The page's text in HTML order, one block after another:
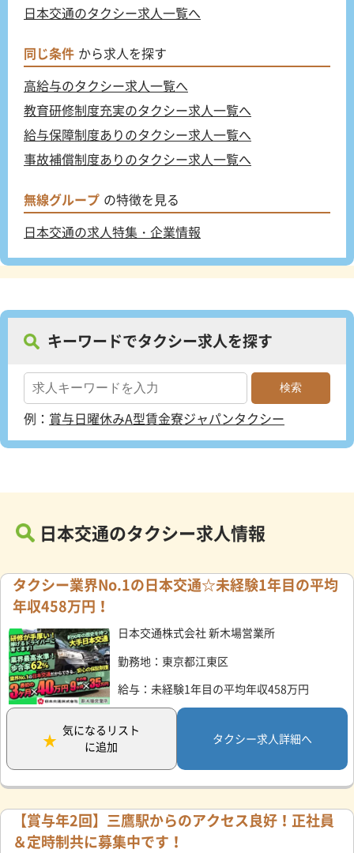
日本交通のタクシー求人一覧へ
同じ条件 から求人を探す
高給与のタクシー求人一覧へ
教育研修制度充実のタクシー求人一覧へ
給与保障制度ありのタクシー求人一覧へ
事故補償制度ありのタクシー求人一覧へ
無線グループ の特徴を見る
日本交通の求人特集・企業情報
キーワードでタクシー求人を探す
例： 賞与日曜休みA型賃金寮ジャパンタクシー
日本交通のタクシー求人情報
タクシー業界No.1の日本交通☆未経験1年目の平均
年収458万円！
日本交通株式会社 新木場営業所
勤務地：東京都江東区
給与：未経験1年目の平均年収458万円
気になるリスト
に追加
タクシー求人詳細へ
【賞与年2回】三鷹駅からのアクセス良好！正社員
＆定時制共に募集中です！